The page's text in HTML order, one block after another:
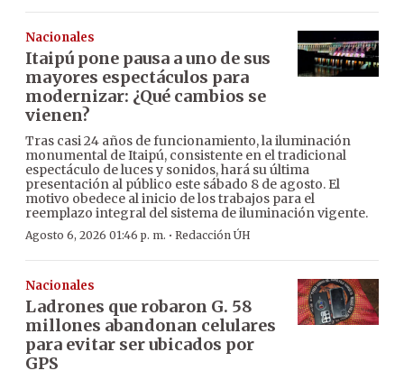
Nacionales
Itaipú pone pausa a uno de sus
mayores espectáculos para
modernizar: ¿Qué cambios se
vienen?
Tras casi 24 años de funcionamiento, la iluminación
monumental de Itaipú, consistente en el tradicional
espectáculo de luces y sonidos, hará su última
presentación al público este sábado 8 de agosto. El
motivo obedece al inicio de los trabajos para el
reemplazo integral del sistema de iluminación vigente.
Agosto 6, 2026 01:46 p. m. · Redacción ÚH
Nacionales
Ladrones que robaron G. 58
millones abandonan celulares
para evitar ser ubicados por
GPS